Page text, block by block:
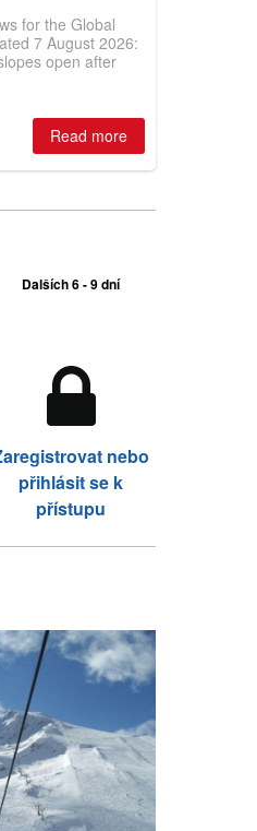
for the Global
7 August 2026:
open after
most terrain of
down to
still open.
Read more
Dalších 6 - 9 dní
nebo
přihlásit se k
přístupu